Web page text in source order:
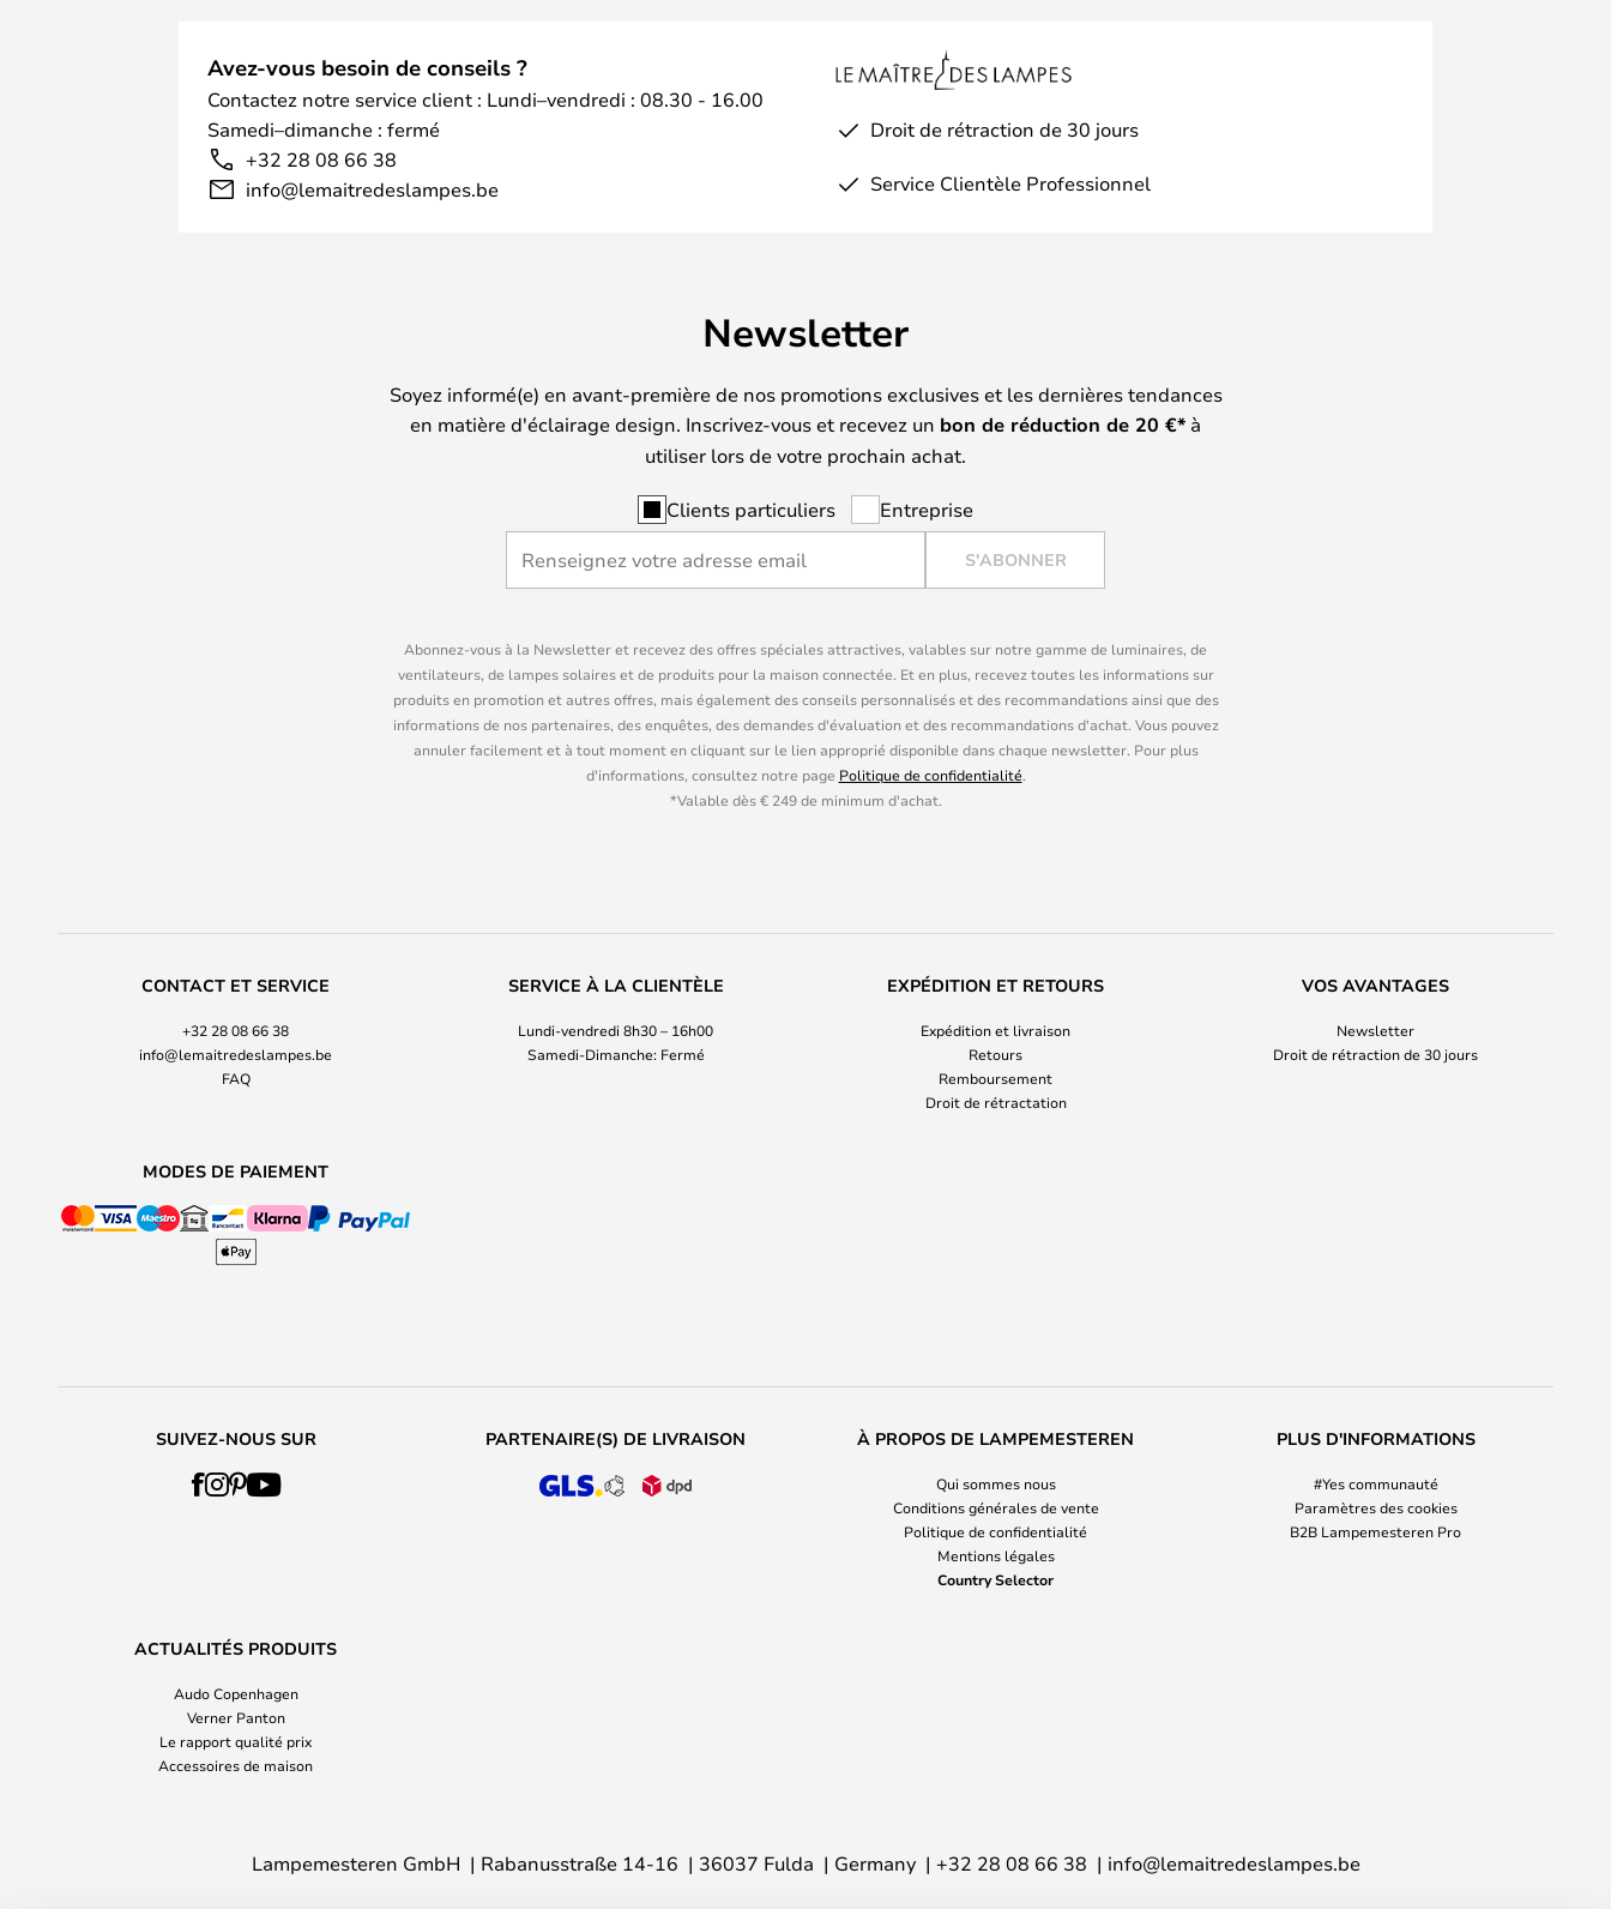
Avez-vous besoin de conseils ?
Contactez notre service client : Lundi–vendredi : 08.30 - 16.00
Samedi–dimanche : fermé
+32 28 08 66 38
info@lemaitredeslampes.be
Droit de rétraction de 30 jours
Service Clientèle Professionnel
Newsletter
Soyez informé(e) en avant-première de nos promotions exclusives et les dernières tendances
en matière d'éclairage design. Inscrivez-vous et recevez un bon de réduction de 20 €* à
utiliser lors de votre prochain achat.
Clients particuliers Entreprise
S'ABONNER
Abonnez-vous à la Newsletter et recevez des offres spéciales attractives, valables sur notre gamme de luminaires, de
ventilateurs, de lampes solaires et de produits pour la maison connectée. Et en plus, recevez toutes les informations sur
produits en promotion et autres offres, mais également des conseils personnalisés et des recommandations ainsi que des
informations de nos partenaires, des enquêtes, des demandes d'évaluation et des recommandations d'achat. Vous pouvez
annuler facilement et à tout moment en cliquant sur le lien approprié disponible dans chaque newsletter. Pour plus
d'informations, consultez notre page Politique de confidentialité.
*Valable dès € 249 de minimum d'achat.
CONTACT ET SERVICE
+32 28 08 66 38
info@lemaitredeslampes.be
FAQ
SERVICE À LA CLIENTÈLE
Lundi-vendredi 8h30 – 16h00
Samedi-Dimanche: Fermé
EXPÉDITION ET RETOURS
Expédition et livraison
Retours
Remboursement
Droit de rétractation
VOS AVANTAGES
Newsletter
Droit de rétraction de 30 jours
MODES DE PAIEMENT
SUIVEZ-NOUS SUR PARTENAIRE(S) DE LIVRAISON À PROPOS DE LAMPEMESTEREN
Qui sommes nous
Conditions générales de vente
Politique de confidentialité
Mentions légales
Country Selector
PLUS D'INFORMATIONS
#Yes communauté
Paramètres des cookies
B2B Lampemesteren Pro
ACTUALITÉS PRODUITS
Audo Copenhagen
Verner Panton
Le rapport qualité prix
Accessoires de maison
Lampemesteren GmbH Rabanusstraße 14-16 36037 Fulda Germany +32 28 08 66 38 info@lemaitredeslampes.be